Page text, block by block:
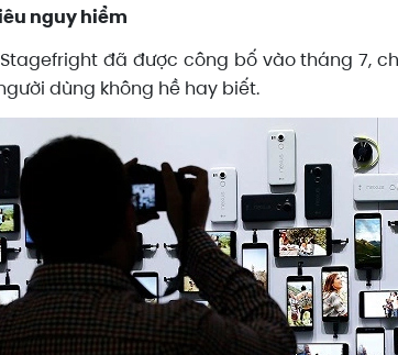
nguy hiểm
đã được công bố vào tháng 7,
dùng không hề hay biết.